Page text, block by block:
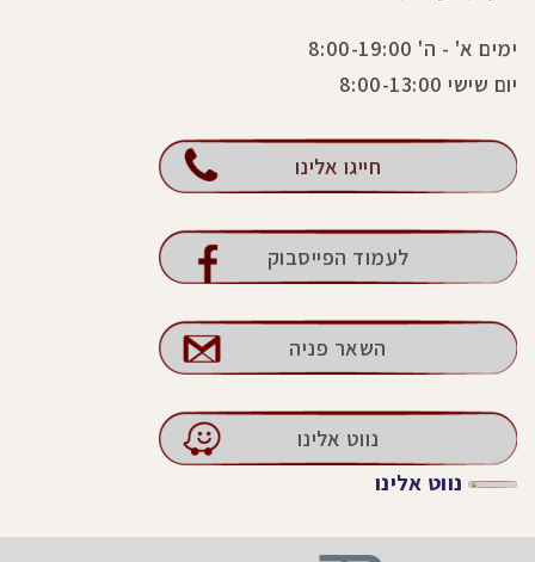
ימים א' - ה' 8:00-19:00
יום שישי 8:00-13:00
חייגו אלינו
לעמוד הפייסבוק
השאר פניה
נווט אלינו
נווט אלינו